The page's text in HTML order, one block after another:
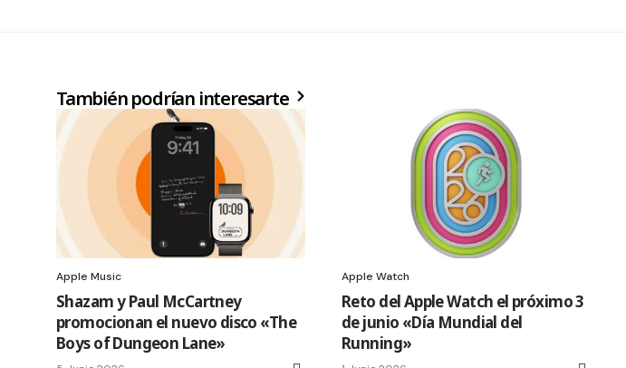
También podrían interesarte
Apple Music
Shazam y Paul McCartney
promocionan el nuevo disco «The
Boys of Dungeon Lane»
Apple Watch
Reto del Apple Watch el próximo 3
de junio «Día Mundial del
Running»